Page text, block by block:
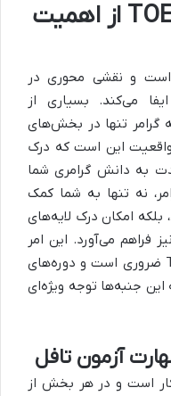
چرا گرامر در آزمون TOEFL از اهمیت
است و نقشی محوری در
تمامی بخش‌های آزمون TOEFL ایفا می‌کند. بسیاری از
گرامر تنها در بخش‌های
واقعیت این است که درک
به دانش گرامری شما
نه تنها به شما کمک
بلکه امکان درک لایه‌های
فراهم می‌آورد. این امر
برای کسب نمره بالا در آزمون TOEFL ضروری است و دوره‌های
جنبه‌ها توجه ویژه‌ای
آزمون تافل
است و در هر بخش از